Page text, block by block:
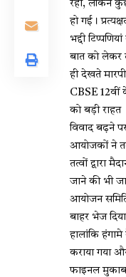
रहा, लेकिन
हो गई।
भद्दी
बात को लेकर
ही देखते
CBSE 12वीं
को बड़ी राहत
विवाद बढ़ने
आयोजकों ने
तत्वों द्वारा
जाने की भी
आयोजन
बाहर भेज
हालांकि
कराया गया
फाइनल